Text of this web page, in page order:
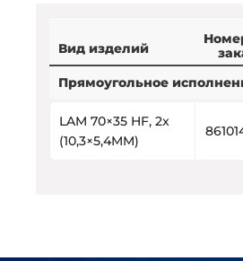
Вид изделий
Прямоугольное
LAM 70×35 HF, 2x
(10,3×5,4MM)